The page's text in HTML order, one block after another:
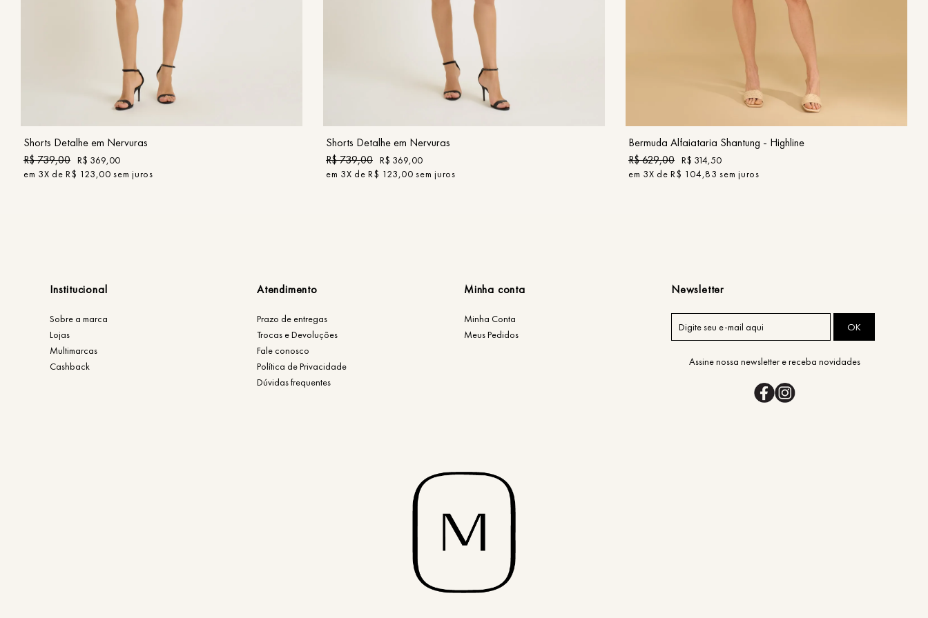
40
Shorts Detalhe em Nervuras
R$739,00 R$ 369,00
em 3X deR$ 123,00 sem juros
40 42
Shorts Detalhe em Nervuras
R$739,00 R$ 369,00
em 3X deR$ 123,00 sem juros
44
Bermuda Alfaiataria Shantung - Highline
R$629,00 R$ 314,50
em 3X deR$ 104,83 sem juros
Institucional
Sobre a marca
Lojas
Multimarcas
Cashback
Atendimento
Prazo de entregas
Trocas e Devoluções
Fale conosco
Política de Privacidade
Dúvidas frequentes
Minha conta
Minha Conta
Meus Pedidos
Newsletter
OK
Assine nossa newsletter e receba novidades